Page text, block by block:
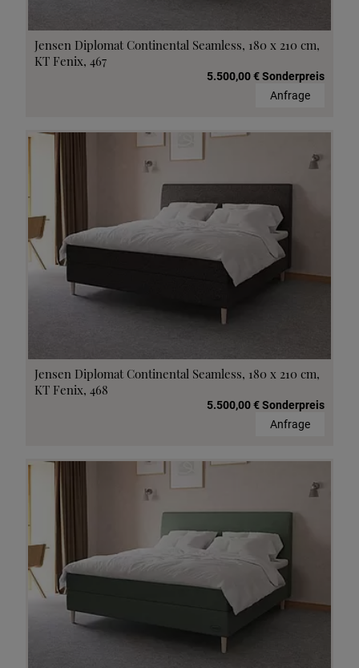
Jensen Diplomat Continental Seamless, 180 x 210 cm,
KT Fenix, 467
5.500,00 € Sonderpreis
Anfrage
Jensen Diplomat Continental Seamless, 180 x 210 cm,
KT Fenix, 468
5.500,00 € Sonderpreis
Anfrage